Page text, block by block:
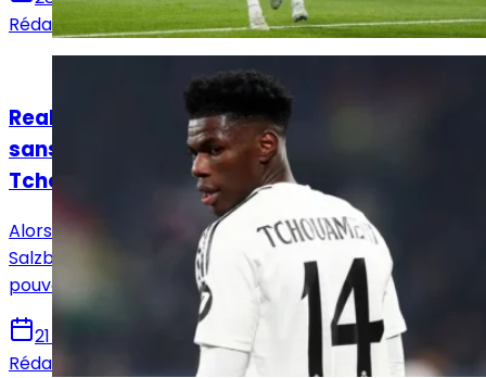
Rédaction Le Journal du Real
Real Madrid - Salzbourg : la compo probable
sans Vazquez, suspendu, mais avec
Tchouaméni
Alors que le Real Madrid prépare la réception de
Salzbourg en Ligue des champions, Carlo Ancelotti va
pouvoir compter sur le retour express de Tchouaméni.
21 janvier 2025
Rédaction Le Journal du Real